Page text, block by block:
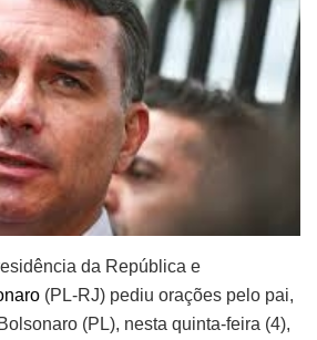
da República e
(PL-RJ) pediu orações pelo pai,
(PL), nesta quinta-feira (4),